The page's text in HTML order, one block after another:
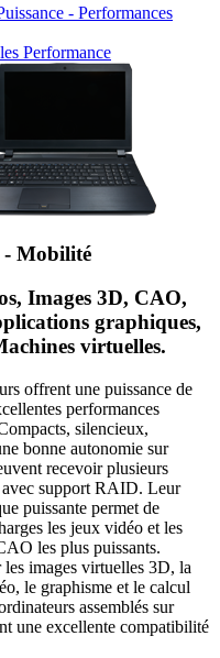
Performance
- Mobilité
Images 3D, CAO,
graphiques,
virtuelles.
offrent une puissance de
performances
silencieux,
bonne autonomie sur
recevoir plusieurs
avec support RAID. Leur
puissante permet de
les jeux vidéo et les
les plus puissants.
images virtuelles 3D, la
le graphisme et le calcul
assemblés sur
une excellente compatibilité